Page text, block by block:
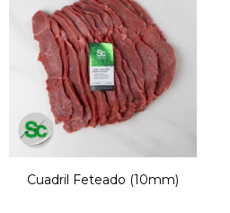
Cuadril Feteado (10mm)